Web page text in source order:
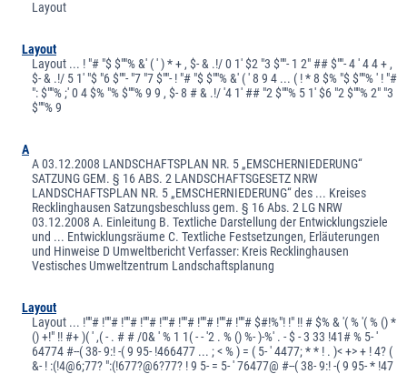
Layout
Layout
Layout ... ! "# "$ $""% &' ( ' ) * + , $- & .!/ 0 1' $2 "3 $""- 1 2" ## $""- 4 ' 4 4 + ,
$- & .!/ 5 1' "$ "6 $""- "7 "7 $""- ! "# "$ $""% &' ( ' 8 9 4 ... ( ! * 8 $% "$ $""% ' ! "#
": $""% ;' 0 4 $% "% $""% 9 9 , $- 8 # & .!/ '4 1' ## "2 $""% 5 1' $6 "2 $""% 2" "3
$""% 9
A
A 03.12.2008 LANDSCHAFTSPLAN NR. 5 „EMSCHERNIEDERUNG“
SATZUNG GEM. § 16 ABS. 2 LANDSCHAFTSGESETZ NRW
LANDSCHAFTSPLAN NR. 5 „EMSCHERNIEDERUNG“ des ... Kreises
Recklinghausen Satzungsbeschluss gem. § 16 Abs. 2 LG NRW
03.12.2008 A. Einleitung B. Textliche Darstellung der Entwicklungsziele
und ... Entwicklungsräume C. Textliche Festsetzungen, Erläuterungen
und Hinweise D Umweltbericht Verfasser: Kreis Recklinghausen
Vestisches Umweltzentrum Landschaftsplanung
Layout
Layout ... !""# !""# !""# !""# !""# !""# !""# !""# !""# $#!%"! !" !! # $% & '( % '( % () *
() +!" !! #+ )( ' ,( - . # # /0& ' % 1 1( - - '2 . % () %- )-%' . - $ - 3 33 !41# % 5- '
64774 #--( 38- 9:! -( 9 95- !466477 ... ; < % ) = ( 5- ' 4477; * * ! . )< +> + ! 4? (
&- ! :(!4@6;77? ":(!677?@6?77? ! 9 5- = 5- ' 76477@ #--( 38- 9:! -( 9 95- * !47